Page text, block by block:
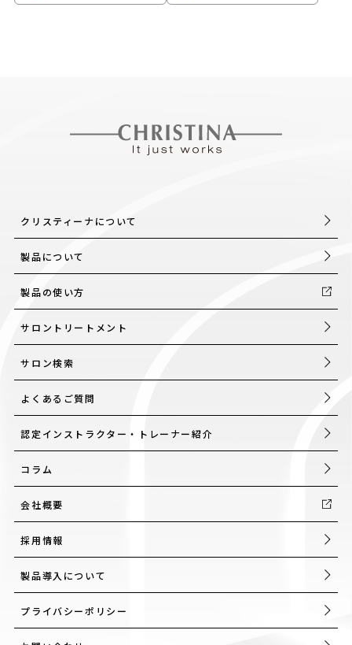
クリスティーナについて
製品について
製品の使い方
サロントリートメント
サロン検索
よくあるご質問
認定インストラクター・トレーナー紹介
コラム
会社概要
採用情報
製品導入について
プライバシーポリシー